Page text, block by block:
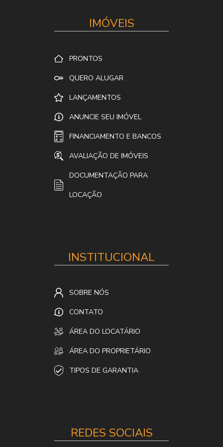
IMÓVEIS
PRONTOS
QUERO ALUGAR
LANÇAMENTOS
ANUNCIE SEU IMÓVEL
FINANCIAMENTO E BANCOS
AVALIAÇÃO DE IMÓVEIS
DOCUMENTAÇÃO PARA
LOCAÇÃO
INSTITUCIONAL
SOBRE NÓS
CONTATO
ÁREA DO LOCATÁRIO
ÁREA DO PROPRIETÁRIO
TIPOS DE GARANTIA
REDES SOCIAIS